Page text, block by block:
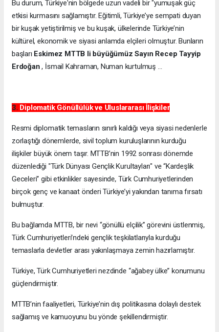
Bu durum, Türkiye'nin bölgede uzun vadeli bir "yumuşak güç
etkisi kurmasını sağlamıştır. Eğitimli, Türkiye’ye sempati duyan
bir kuşak yetiştirilmiş ve bu kuşak, ülkelerinde Türkiye’nin
kültürel, ekonomik ve siyasi anlamda elçileri olmuştur. Bunların
başları Eskimez MTTB li büyüğümüz Sayın Recep Tayyip
Erdoğan, İsmail Kahraman, Numan kurtulmuş …
3. Diplomatik Gönüllülük ve Uluslararası İlişkiler
Resmi diplomatik temasların sınırlı kaldığı veya siyasi nedenlerle
zorlaştığı dönemlerde, sivil toplum kuruluşlarının kurduğu
ilişkiler büyük önem taşır. MTTB’nin 1992 sonrası dönemde
düzenlediği "Türk Dünyası Gençlik Kurultayları" ve “Kardeşlik
Geceleri” gibi etkinlikler sayesinde, Türk Cumhuriyetlerinden
birçok genç ve kanaat önderi Türkiye’yi yakından tanıma fırsatı
bulmuştur.
Bu bağlamda MTTB, bir nevi “gönüllü elçilik” görevini üstlenmiş,
Türk Cumhuriyetleri’ndeki gençlik teşkilatlarıyla kurduğu
temaslarla devletler arası yakınlaşmaya zemin hazırlamıştır.
Türkiye, Türk Cumhuriyetleri nezdinde “ağabey ülke” konumunu
güçlendirmiştir.
MTTB’nin faaliyetleri, Türkiye’nin dış politikasına dolaylı destek
sağlamış ve kamuoyunu bu yönde şekillendirmiştir.